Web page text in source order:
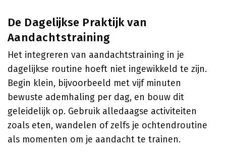
De Dagelijkse Praktijk van
Aandachtstraining
Het integreren van aandachtstraining in je
dagelijkse routine hoeft niet ingewikkeld te zijn.
Begin klein, bijvoorbeeld met vijf minuten
bewuste ademhaling per dag, en bouw dit
geleidelijk op. Gebruik alledaagse activiteiten
zoals eten, wandelen of zelfs je ochtendroutine
als momenten om je aandacht te trainen.